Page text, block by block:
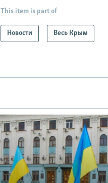
This item is part of
Новости Весь Крым